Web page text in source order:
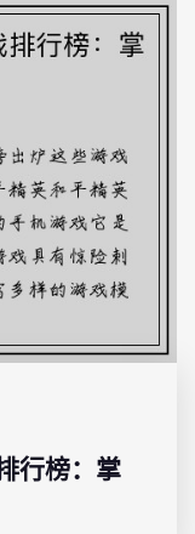
行榜：掌